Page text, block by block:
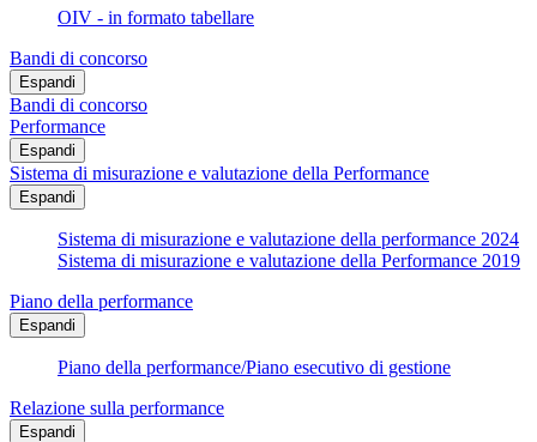
OIV - in formato tabellare
Bandi di concorso
Espandi
Bandi di concorso
Performance
Espandi
Sistema di misurazione e valutazione della Performance
Espandi
Sistema di misurazione e valutazione della performance 2024
Sistema di misurazione e valutazione della Performance 2019
Piano della performance
Espandi
Piano della performance/Piano esecutivo di gestione
Relazione sulla performance
Espandi